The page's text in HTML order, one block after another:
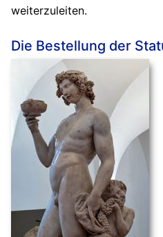
weiterzuleiten.
Die Bestellung der